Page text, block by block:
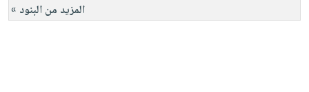
المزيد من البنود »